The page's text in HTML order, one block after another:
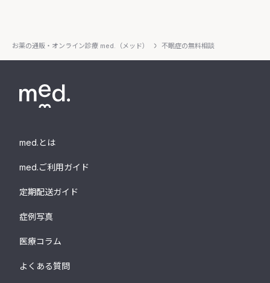
お薬の通販・オンライン診療 med.（メッド） 不眠症の無料相談
med.とは
med.ご利用ガイド
定期配送ガイド
症例写真
医療コラム
よくある質問